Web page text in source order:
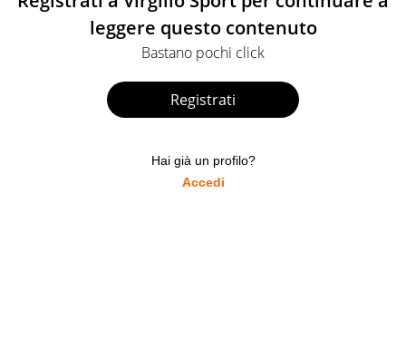
leggere questo contenuto
Bastano pochi click
Registrati
Hai già un profilo?
Accedi